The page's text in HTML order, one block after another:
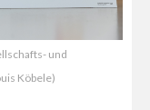
und
Köbele)